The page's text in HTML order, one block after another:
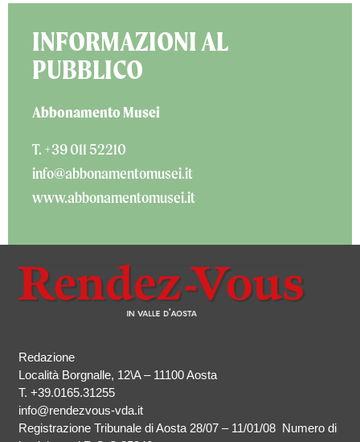
INFORMAZIONI AL
PUBBLICO
Abbonamento Musei
T.+39 011 52210
info@abbonamentomusei.it
www.abbonamentomusei.it
Redazione
Località Borgnalle, 12\A – 11100 Aosta
T.+39.0165.31255
info@rendezvous-vda.it
Registrazione Tribunale di Aosta 28/07 – 11/01/08 Numero di